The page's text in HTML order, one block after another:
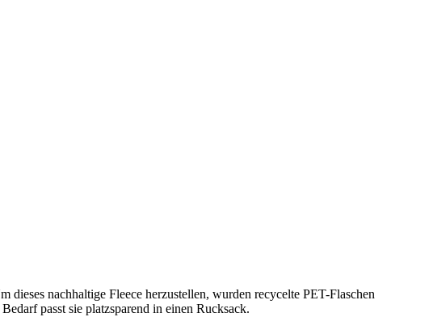
nachhaltige Fleece herzustellen, wurden recycelte PET-Flaschen
passt sie platzsparend in einen Rucksack.